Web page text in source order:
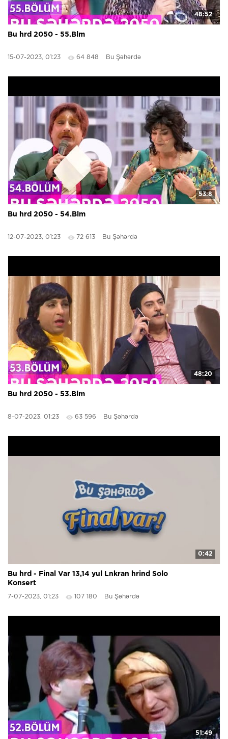
48:52
Bu hrd 2050 - 55.Blm
15-07-2023, 01:23 64 848 Bu Şəhərdə
53:8
Bu hrd 2050 - 54.Blm
12-07-2023, 01:23 72 613 Bu Şəhərdə
48:20
Bu hrd 2050 - 53.Blm
8-07-2023, 01:23 63 596 Bu Şəhərdə
0:42
Bu hrd - Final Var 13,14 yul Lnkran hrind Solo
Konsert
7-07-2023, 01:23 107 180 Bu Şəhərdə
51:49